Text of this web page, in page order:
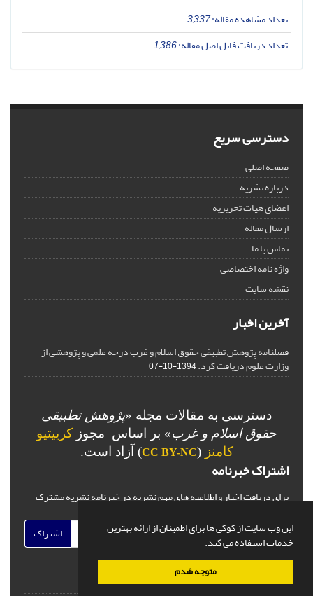
این وب سایت از کوکی ها برای اطمینان از ارائه بهترین
خدمات استفاده می کند.
متوجه شدم
تعداد مشاهده مقاله:3,337
تعداد دریافت فایل اصل مقاله:1,386
دسترسی سریع
صفحه اصلی
درباره نشریه
اعضای هیات تحریریه
ارسال مقاله
تماس با ما
واژه نامه اختصاصی
نقشه سایت
آخرین اخبار
فصلنامه پژوهش تطبیقی حقوق اسلام و غرب درجه علمی و پژوهشی از
وزارت علوم دریافت کرد.1394-10-07
دسترسی به مقالات مجله «پژوهش تطبیقی
حقوق اسلام و غرب» بر اساس مجوز کرییتیو
کامنز (
CC BY-NC) آزاد است.
اشتراک خبرنامه
برای دریافت اخبار و اطلاعیه های مهم نشریه در خبرنامه نشریه مشترک
اشتراک